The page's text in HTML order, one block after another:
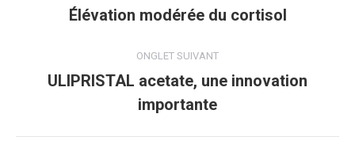
commentaire
Onglet
Élévation modérée du cortisol
ONGLET SUIVANT
Onglet
suivant
ULIPRISTAL acetate, une innovation
importante